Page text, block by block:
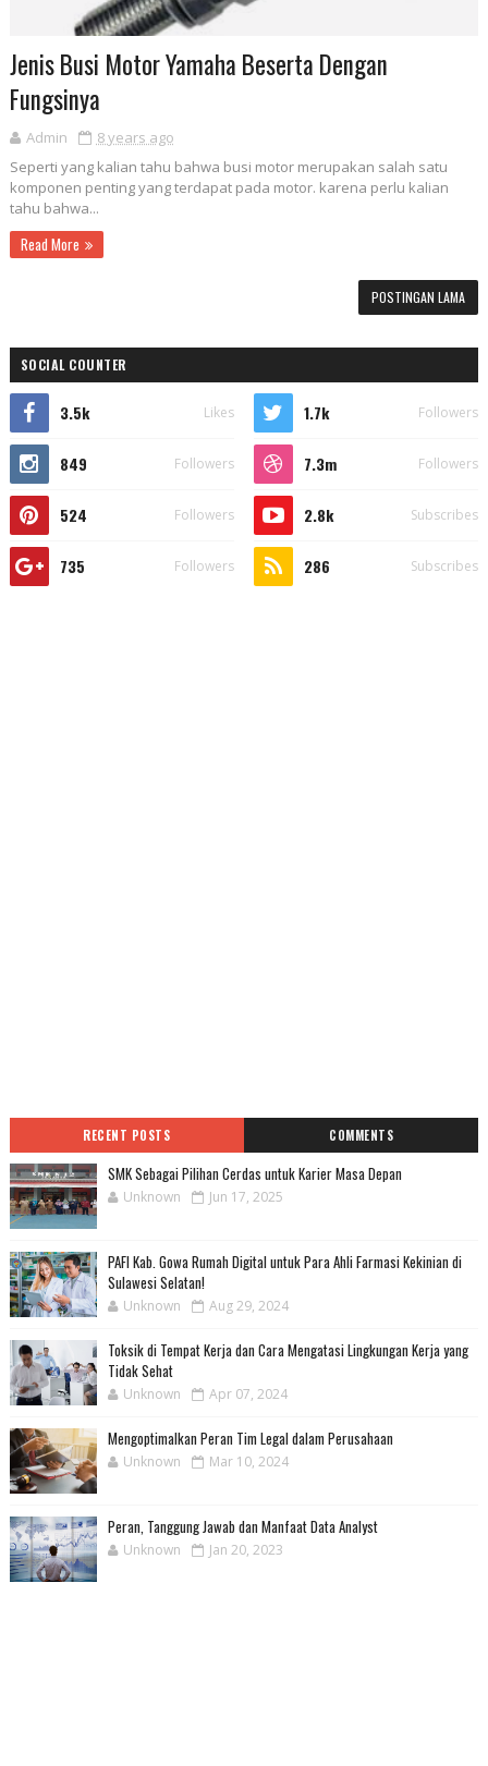
Jenis Busi Motor Yamaha Beserta Dengan
Fungsinya
Admin
8 years ago
Seperti yang kalian tahu bahwa busi motor merupakan salah satu
komponen penting yang terdapat pada motor. karena perlu kalian
tahu bahwa...
Read More
POSTINGAN LAMA
SOCIAL COUNTER
3.5k Likes 1.7k Followers
849 Followers 7.3m Followers
524 Followers 2.8k Subscribes
735 Followers 286 Subscribes
RECENT POSTS COMMENTS
SMK Sebagai Pilihan Cerdas untuk Karier Masa Depan
Unknown Jun 17, 2025
PAFI Kab. Gowa Rumah Digital untuk Para Ahli Farmasi Kekinian di
Sulawesi Selatan!
Unknown Aug 29, 2024
Toksik di Tempat Kerja dan Cara Mengatasi Lingkungan Kerja yang
Tidak Sehat
Unknown Apr 07, 2024
Mengoptimalkan Peran Tim Legal dalam Perusahaan
Unknown Mar 10, 2024
Peran, Tanggung Jawab dan Manfaat Data Analyst
Unknown Jan 20, 2023